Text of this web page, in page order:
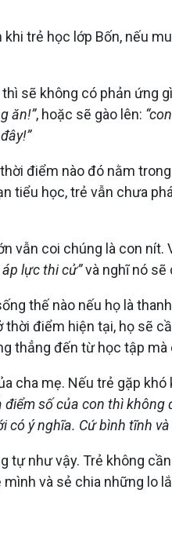
trẻ học lớp Bốn, nếu
sẽ không có phản ứng
ăn!”, hoặc sẽ gào lên:
điểm nào đó nằm
tiểu học, trẻ vẫn chưa
vẫn coi chúng là con
lực thi cử”và nghĩ nó sẽ
thế nào nếu họ là
điểm hiện tại, họ sẽ
thẳng đến từ học tập
mẹ. Nếu trẻ gặp
số của con thì
ý nghĩa. Cứ bình tĩnh
như vậy. Trẻ không
và sẻ chia những lo